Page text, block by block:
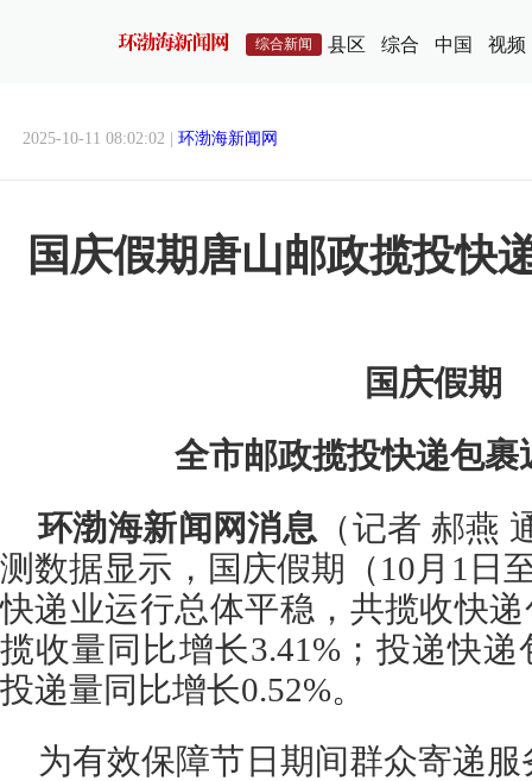
综合新闻 县区 综合 中国 视频
2025-10-11 08:02:02 | 环渤海新闻网
国庆假期唐山邮政揽投快
国庆假期
全市邮政揽投快递包裹
环渤海新闻网消息 （记者 郝燕
测数据显示，国庆假期（10月1日
快递业运行总体平稳，共揽收快
揽收量同比增长3.41%；投递快递
投递量同比增长0.52%。
为有效保障节日期间群众寄递